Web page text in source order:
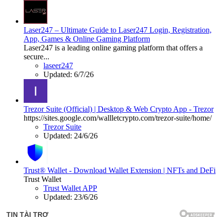
Laser247 – Ultimate Guide to Laser247 Login, Registration,
App, Games & Online Gaming Platform
Laser247 is a leading online gaming platform that offers a
secure...
laseer247
Updated: 6/7/26
Trezor Suite (Official) | Desktop & Web Crypto App - Trezor
https://sites.google.com/wallletcrypto.com/trezor-suite/home/
Trezor Suite
Updated: 24/6/26
Trust® Wallet - Download Wallet Extension | NFTs and DeFi
Trust Wallet
Trust Wallet APP
Updated: 23/6/26